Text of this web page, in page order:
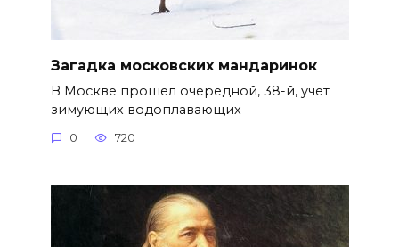
Загадка московских мандаринок
В Москве прошел очередной, 38-й, учет
зимующих водоплавающих
0 720